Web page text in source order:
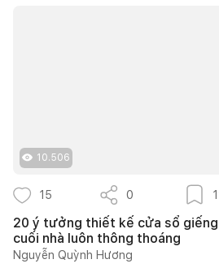
10.506
15 0
20 ý tưởng thiết kế cửa sổ
cuối nhà luôn thông thoáng
Nguyễn Quỳnh Hương